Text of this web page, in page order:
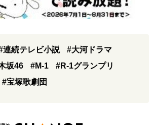
連続テレビ小説
#大河ドラマ
坂46 #M-1
#R-1グランプリ
#宝塚歌劇団